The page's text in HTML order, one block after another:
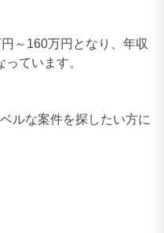
～160万円となり、年収
ています。
ルな案件を探したい方に